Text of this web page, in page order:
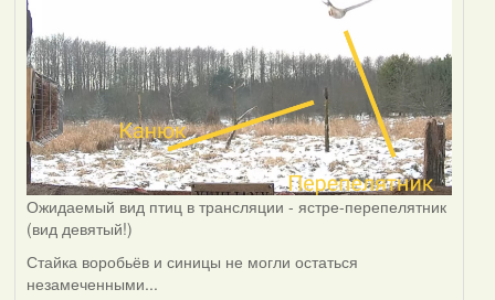
Ожидаемый вид птиц в трансляции - ястре-перепелятник
(вид девятый!)
Стайка воробьёв и синицы не могли остаться
незамеченными...